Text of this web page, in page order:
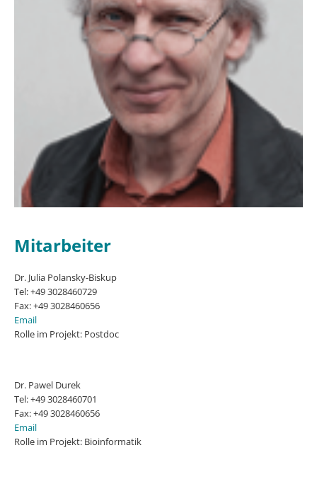
Mitarbeiter
Dr. Julia Polansky-Biskup
Tel: +49 3028460729
Fax: +49 3028460656
Email
Rolle im Projekt: Postdoc
Dr. Pawel Durek
Tel: +49 3028460701
Fax: +49 3028460656
Email
Rolle im Projekt: Bioinformatik